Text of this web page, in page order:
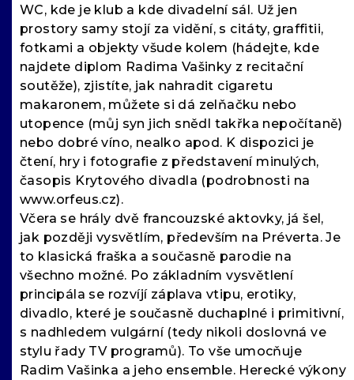
WC, kde je klub a kde divadelní sál. Už jen
prostory samy stojí za vidění, s citáty, graffitii,
fotkami a objekty všude kolem (hádejte, kde
najdete diplom Radima Vašinky z recitační
soutěže), zjistíte, jak nahradit cigaretu
makaronem, můžete si dá zelňačku nebo
utopence (můj syn jich snědl takřka nepočítaně)
nebo dobré víno, nealko apod. K dispozici je
čtení, hry i fotografie z představení minulých,
časopis Krytového divadla (podrobnosti na
www.orfeus.cz).
Včera se hrály dvě francouzské aktovky, já šel,
jak později vysvětlím, především na Préverta. Je
to klasická fraška a současně parodie na
všechno možné. Po základním vysvětlení
principála se rozvíjí záplava vtipu, erotiky,
divadlo, které je současně duchaplné i primitivní,
s nadhledem vulgární (tedy nikoli doslovná ve
stylu řady TV programů). To vše umocňuje
Radim Vašinka a jeho ensemble. Herecké výkony